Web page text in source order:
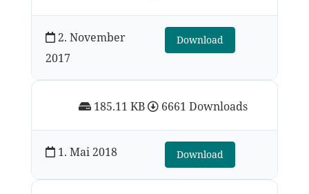
185.11 KB 6661 Downloads
1. Mai 2018 Download
2. November
2017
Download